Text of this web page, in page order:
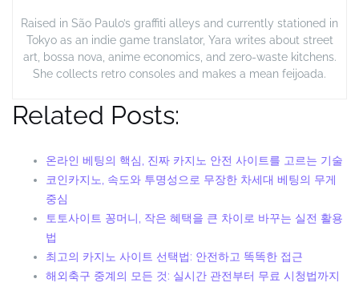
Raised in São Paulo’s graffiti alleys and currently stationed in
Tokyo as an indie game translator, Yara writes about street
art, bossa nova, anime economics, and zero-waste kitchens.
She collects retro consoles and makes a mean feijoada.
Related Posts:
온라인 베팅의 핵심, 진짜 카지노 안전 사이트를 고르는 기술
코인카지노, 속도와 투명성으로 무장한 차세대 베팅의 무게
중심
토토사이트 꽁머니, 작은 혜택을 큰 차이로 바꾸는 실전 활용
법
최고의 카지노 사이트 선택법: 안전하고 똑똑한 접근
해외축구 중계의 모든 것: 실시간 관전부터 무료 시청법까지